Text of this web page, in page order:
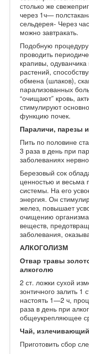
столько же
через 1ч—
сельдерея- Через
можно завтракать.
Подобную
проводить
крапивы,
растений,
обмена (шлаков),
парализованных
“очищают” кровь,
стимулируют
функцию почек.
Параличи, парезы
Пить по половине
3 раза в день при
заболеваниях
Березовый сок
ценностью и весьма
системы. На его
энергия. Он
желез, повышает
очищению
веществ,
заболевания,
АЛКОГОЛИЗМ
Отвар травы
алкоголю
2 ст. ложки сухой
зонтичного залить 1
настоять 1—2 ч,
раза в день при
общеукрепляющее
Чай,
Приготовить сбор